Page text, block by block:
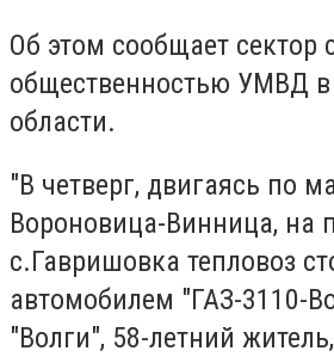
Об этом сообщает сектор
общественностью УМВД
области.
"В четверг, двигаясь по
Вороновица-Винница, на
с.Гавришовка тепловоз
автомобилем "ГАЗ-3110-
"Волги", 58-летний